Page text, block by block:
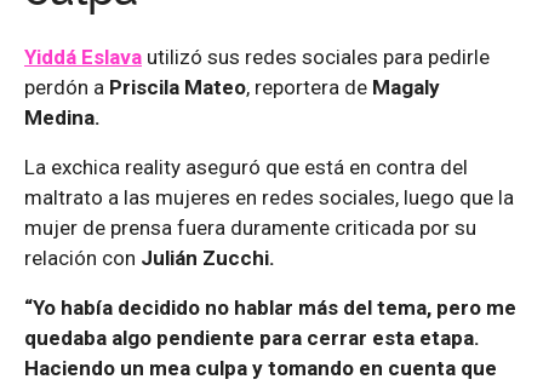
Yiddá Eslava utilizó sus redes sociales para pedirle
perdón a Priscila Mateo, reportera de Magaly
Medina.
La exchica reality aseguró que está en contra del
maltrato a las mujeres en redes sociales, luego que la
mujer de prensa fuera duramente criticada por su
relación con Julián Zucchi.
“Yo había decidido no hablar más del tema, pero me
quedaba algo pendiente para cerrar esta etapa.
Haciendo un mea culpa y tomando en cuenta que